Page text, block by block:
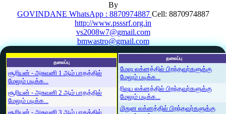
By
GOVINDANE WhatsApp : 8870974887 Cell: 8870974887
http://www.psssrf.org.in
vs2008w7@gmail.com
bmwastro@gmail.com
தலைப்பு
சூரியன் - அசுவனி 1 ஆம் பாதத்தில்
மேலும் படிக்க...
சூரியன் - அசுவனி 2 ஆம் பாதத்தில்
மேலும் படிக்க...
சூரியன் - அசுவனி 3 ஆம் பாதத்தில்
தலைப்பு
மேஷ லக்னத்தில் பிறந்தவர்களுக்கு
மேலும் படிக்க...
ரிஷப லக்னத்தில் பிறந்தவர்களுக்கு
மேலும் படிக்க...
மிதுன லக்னத்தில் பிறந்தவர்களுக்கு